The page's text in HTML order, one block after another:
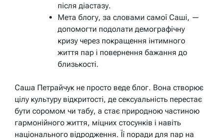
після діастазу.
Мета блогу, за словами самої Саші, —
допомогти подолати демографічну
кризу через покращення інтимного
життя пар і повернення бажання до
близькості.
Саша Петрайчук не просто веде блог. Вона створює
цілу культуру відкритості, де сексуальність перестає
бути соромом чи табу, а стає природною частиною
гармонійного життя, міцних стосунків і навіть
національного відродження. Її поради для пар на